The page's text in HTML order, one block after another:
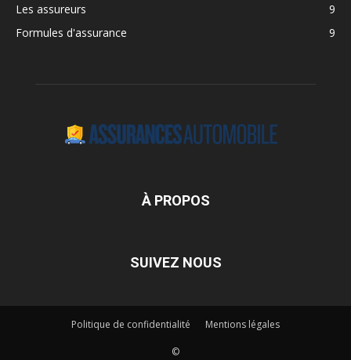
Les assureurs
9
Formules d'assurance
9
À PROPOS
SUIVEZ NOUS
Politique de confidentialité Mentions légales
©